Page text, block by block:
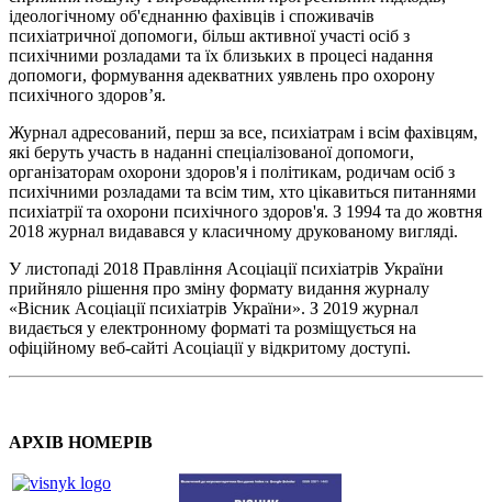
ідеологічному об'єднанню фахівців і споживачів
психіатричної допомоги, більш активної участі осіб з
психічними розладами та їх близьких в процесі надання
допомоги, формування адекватних уявлень про охорону
психічного здоров’я.
Журнал адресований, перш за все, психіатрам і всім фахівцям,
які беруть участь в наданні спеціалізованої допомоги,
організаторам охорони здоров'я і політикам, родичам осіб з
психічними розладами та всім тим, хто цікавиться питаннями
психіатрії та охорони психічного здоров'я. З 1994 та до жовтня
2018 журнал видавався у класичному друкованому вигляді.
У листопаді 2018 Правління Асоціації психіатрів України
прийняло рішення про зміну формату видання журналу
«Вісник Асоціації психіатрів України». З 2019 журнал
видається у електронному форматі та розміщується на
офіційному веб-сайті Асоціації у відкритому доступі.
АРХІВ НОМЕРІВ